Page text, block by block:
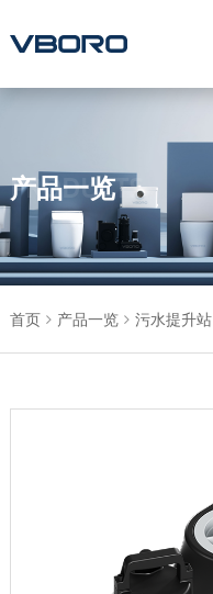
产品一览
PRODUCTS
首页 产品一览 污水提升站